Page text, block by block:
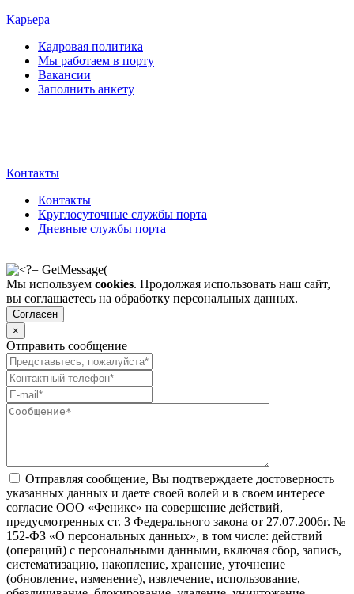
Карьера
Кадровая политика
Мы работаем в порту
Вакансии
Заполнить анкету
Контакты
Контакты
Круглосуточные службы порта
Дневные службы порта
Мы используем cookies. Продолжая использовать наш сайт,
вы соглашаетесь на обработку персональных данных.
Согласен
×
Отправить сообщение
Отправляя сообщение, Вы подтверждаете достоверность
указанных данных и даете своей волей и в своем интересе
согласие ООО «Феникс» на совершение действий,
предусмотренных ст. 3 Федерального закона от 27.07.2006г. №
152-ФЗ «О персональных данных», в том числе: действий
(операций) с персональными данными, включая сбор, запись,
систематизацию, накопление, хранение, уточнение
(обновление, изменение), извлечение, использование,